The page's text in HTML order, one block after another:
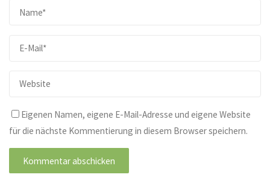
Eigenen Namen, eigene E-Mail-Adresse und eigene Website
für die nächste Kommentierung in diesem Browser speichern.